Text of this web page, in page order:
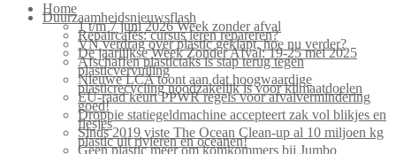
Home
Duurzaamheidsnieuwsflash
1 t/m 7 juni 2026 Week zonder afval
Repaircafés: cursus leren repareren?
VN verdrag over plastic geklapt, hoe nu verder?
De jaarlijkse Week Zonder Afval: 19-25 mei 2025
Afschaffen plastictaks is stap terug tegen
plasticvervuiling
Nieuwe LCA toont aan dat hoogwaardige
plasticrecycling noodzakelijk is voor klimaatdoelen
EU-raad keurt PPWR regels voor afvalvermindering
goed!
Droppie statiegeldmachine accepteert zak vol blikjes en
flesjes
Sinds 2019 viste The Ocean Clean-up al 10 miljoen kg
plastic uit rivieren en oceanen!
Geen plastic meer om komkommers bij Jumbo